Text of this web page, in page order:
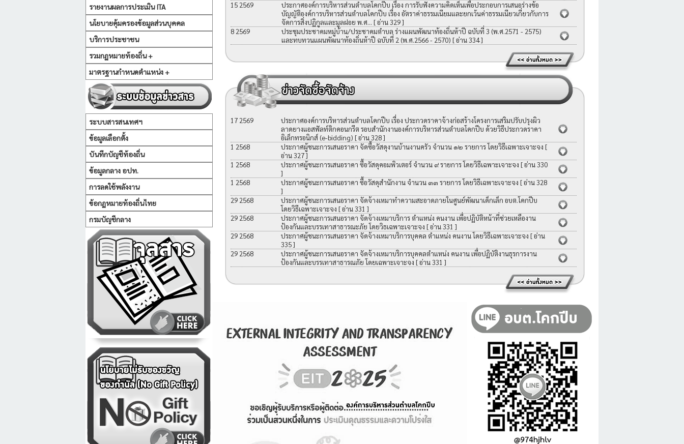
รายงานผลการประเมิน ITA
นโยบายคุ้มครองข้อมูลส่วนบุคคล
บริการประชาชน
รวมกฏหมายท้องถิ่น +
มาตรฐานกำหนดตำแหน่ง +
ระบบสารสนเทศฯ
ข้อมูลเลือกตั้ง
บันทึกบัญชีท้องถิ่น
ข้อมูลกลาง อปท.
การลดใช้พลังงาน
ข้อกฏหมายท้องถิ่นไทย
กรมบัญชีกลาง
15 2569
ประกาศองค์การบริหารส่วนตำบลโคกปีบ เรื่อง การรับฟังความคิดเห็นเพื่อประกอบการเสนอร่างข้อ
บัญญัติองค์การบริหารส่วนตำบลโคกปีบ เรื่อง อัตราค่าธรรมเนียมและยกเว้นค่าธรรมเนียวเกี่ยวกับการ
จัดการสิ่งปฏิกูลและมูลฝอย พ.ศ... [ อ่าน 329 ]
8 2569
ประชุมประชาคมหมู่บ้าน/ประชาคมตำบล ร่างแผนพัฒนาท้องถิ่นห้าปี ฉบับที่ 3 (พ.ศ.2571 - 2575)
และทบทวนแผนพัฒนาท้องถิ่นห้าปี ฉบับที่ 2 (พ.ศ.2566 - 2570) [ อ่าน 334 ]
17 2569
ประกาศองค์การบริหารส่วนตำบลโคกปีบ เรื่อง ประกวดราคาจ้างก่อสร้างโครงการเสริมปรับปรุงผิว
ลาดยางแอสฟัลท์ติกคอนกรีต รอบสำนักงานองค์การบริหารส่วนตำบลโคกปีบ ด้วยวิธีประกวดราคา
อิเล็กทรอนิกส์ (e-bidding) [ อ่าน 328 ]
1 2568
ประกาศผู้ชนะการเสนอราคา จัดซื้อวัสดุงานบ้านงานครัว จำนวน ๑๒ รายการ โดยวิธีเฉพาะเจาะจง [
อ่าน 327 ]
1 2568
ประกาศผู้ชนะการเสนอราคา ซื้อวัสดุคอมพิวเตอร์ จำนวน ๙ รายการ โดยวิธีเฉพาะเจาะจง [ อ่าน 330
]
1 2568
ประกาศผู้ชนะการเสนอราคา ซื้อวัสดุสำนักงาน จำนวน ๓๓ รายการ โดยวิธีเฉพาะเจาะจง [ อ่าน 328
]
29 2568
ประกาศผู้ชนะการเสนอราคา จัดจ้างเหมาทำความสะอาดภายในศูนย์พัฒนาเด็กเล็ก อบต.โคกปีบ
โดยวิธีเฉพาะเจาะจง [ อ่าน 331 ]
29 2568
ประกาศผู้ชนะการเสนอราคา จัดจ้างเหมาบริการ ตำแหน่ง คนงาน เพื่อปฏิบัติหน้าที่ช่วยเหลืองาน
ป้องกันและบรรเทาสาธารณะภัย โดยวิธเฉพาะเจาะจง [ อ่าน 331 ]
29 2568
ประกาศผู้ชนะการเสนอราคา จัดจ้างเหมาบริการบุคคล ตำแหน่ง คนงาน โดยวิธีเฉพาะเจาะจง [ อ่าน
335 ]
29 2568
ประกาศผู้ชนะการเสนอราคา จัดจ้างเหมาบริการบุคคลตำแหน่ง คนงาน เพื่อปฏิบัติงานธุรการงาน
ป้องกันและบรรเทาสาธารณภัย โดยเฉพาะเจาะจง [ อ่าน 331 ]